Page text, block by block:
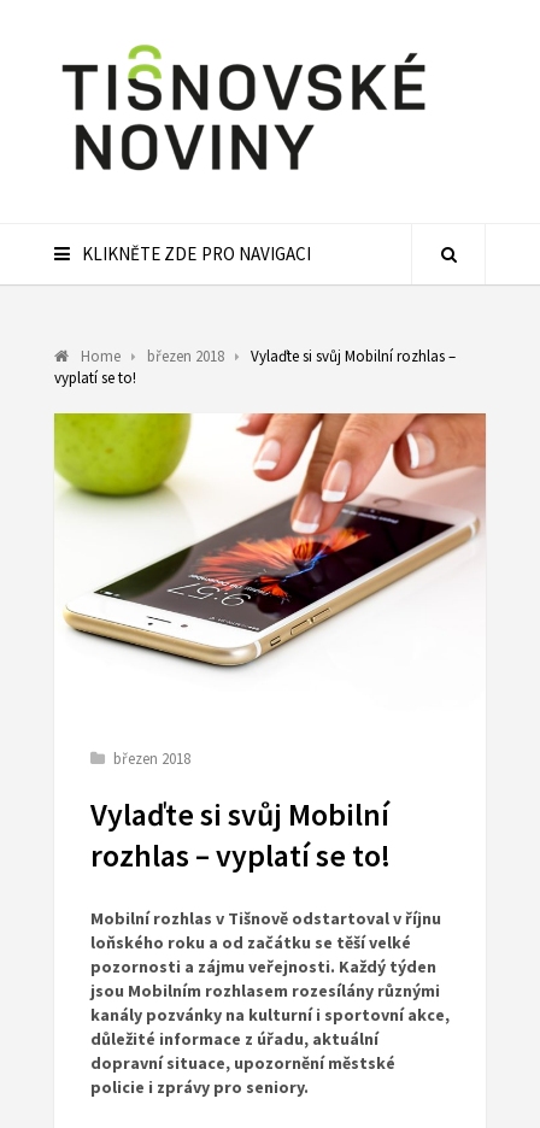
KLIKNĚTE ZDE PRO NAVIGACI
Home březen 2018
Vylaďte si svůj Mobilní rozhlas –
vyplatí se to!
březen 2018
Vylaďte si svůj Mobilní
rozhlas – vyplatí se to!
Mobilní rozhlas v Tišnově odstartoval v říjnu
loňského roku a od začátku se těší velké
pozornosti a zájmu veřejnosti. Každý týden
jsou Mobilním rozhlasem rozesílány různými
kanály pozvánky na kulturní i sportovní akce,
důležité informace z úřadu, aktuální
dopravní situace, upozornění městské
policie i zprávy pro seniory.